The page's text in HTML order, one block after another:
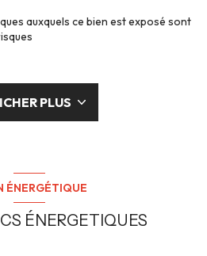
auxquels ce bien est exposé sont
PLUS
ÉNERGÉTIQUE
ÉNERGETIQUES